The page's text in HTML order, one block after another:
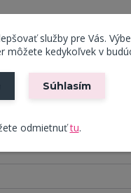
služby pre Vás.
môžete kedykoľvek v
Súhlasím
odmietnuťtu.